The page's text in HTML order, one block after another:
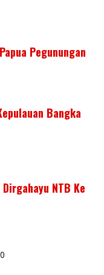
Pegunungan
Bangka
NTB Ke